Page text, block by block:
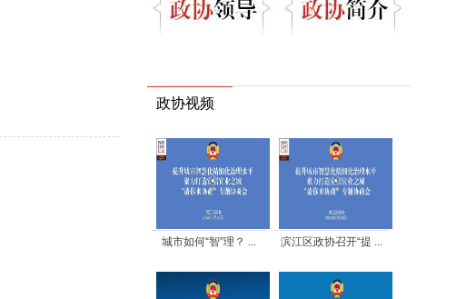
政协视频
城市如何“智”理？ ... 滨江区政协召开“提 ...